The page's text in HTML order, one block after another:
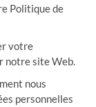
Politique de
votre
notre site Web.
nous
personnelles